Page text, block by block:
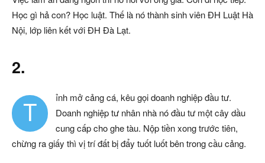
Học gì hả con? Học luật. Thế là nó thành sinh viên ĐH Luật Hà
Nội, lớp liên kết với ĐH Đà Lạt.
2.
T
ỉnh mở cảng cá, kêu gọi doanh nghiệp đầu tư.
Doanh nghiệp tư nhân nhà nó đầu tư một cây dầu
cung cấp cho ghe tàu. Nộp tiền xong trước tiên,
chừng ra giấy thì vị trí đất bị đẩy tuốt luốt bên trong cầu cảng.